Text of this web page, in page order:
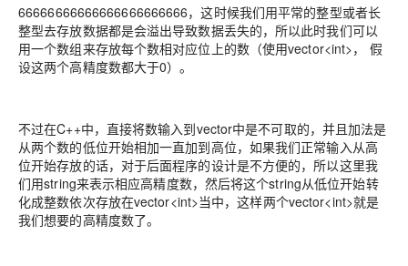
66666666666666666666666，这时候我们用平常的整型或者长
整型去存放数据都是会溢出导致数据丢失的，所以此时我们可以
用一个数组来存放每个数相对应位上的数（使用vector<int>， 假
设这两个高精度数都大于0）。
不过在C++中，直接将数输入到vector中是不可取的，并且加法是
从两个数的低位开始相加一直加到高位，如果我们正常输入从高
位开始存放的话，对于后面程序的设计是不方便的，所以这里我
们用string来表示相应高精度数，然后将这个string从低位开始转
化成整数依次存放在vector<int>当中，这样两个vector<int>就是
我们想要的高精度数了。